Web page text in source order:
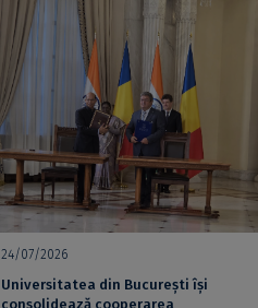
24/07/2026
Universitatea din București își
consolidează cooperarea